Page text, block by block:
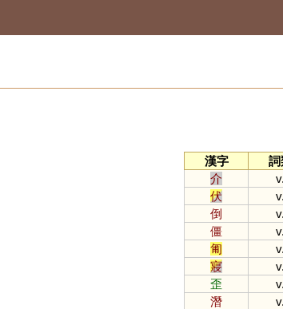
漢字
詞
介
v.
伏
v.
倒
v.
僵
v.
匍
v.
寢
v.
歪
v.
潛
v.